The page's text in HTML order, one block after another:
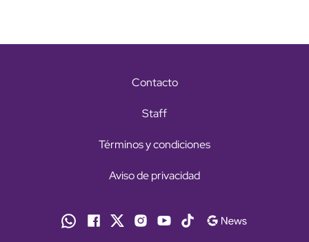
Contacto
Staff
Términos y condiciones
Aviso de privacidad